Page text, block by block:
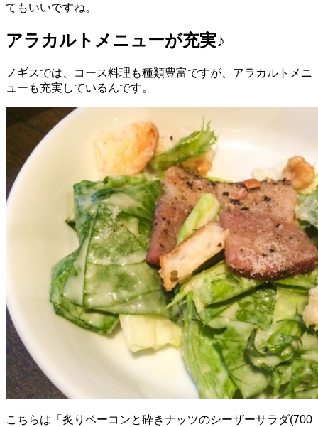
てもいいですね。
アラカルトメニューが充実♪
ノギスでは、コース料理も種類豊富ですが、アラカルトメニ
ューも充実しているんです。
こちらは「炙りベーコンと砕きナッツのシーザーサラダ(700